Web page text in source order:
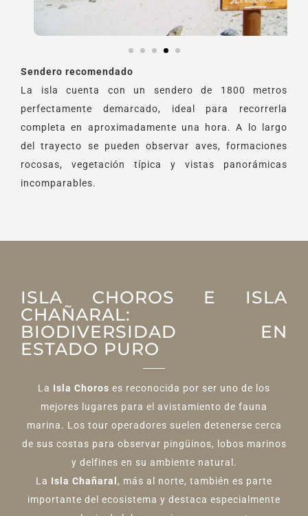
Sendero recomendado
La isla cuenta con un sendero de 1800 metros
perfectamente demarcado, ideal para recorrerla
completa en aproximadamente una hora. A lo largo
del trayecto se pueden observar aves, formaciones
rocosas, vegetación típica y vistas panorámicas
incomparables.
ISLA CHOROS E ISLA
CHAÑARAL:
BIODIVERSIDAD EN
ESTADO PURO
La Isla Choros es reconocida por ser uno de los
mejores lugares para el avistamiento de fauna
marina. Los tour operadores suelen detenerse cerca
de sus costas para observar pingüinos, lobos marinos
y delfines en su ambiente natural.
La Isla Chañaral , más al norte, también es parte
importante del ecosistema y destaca especialmente